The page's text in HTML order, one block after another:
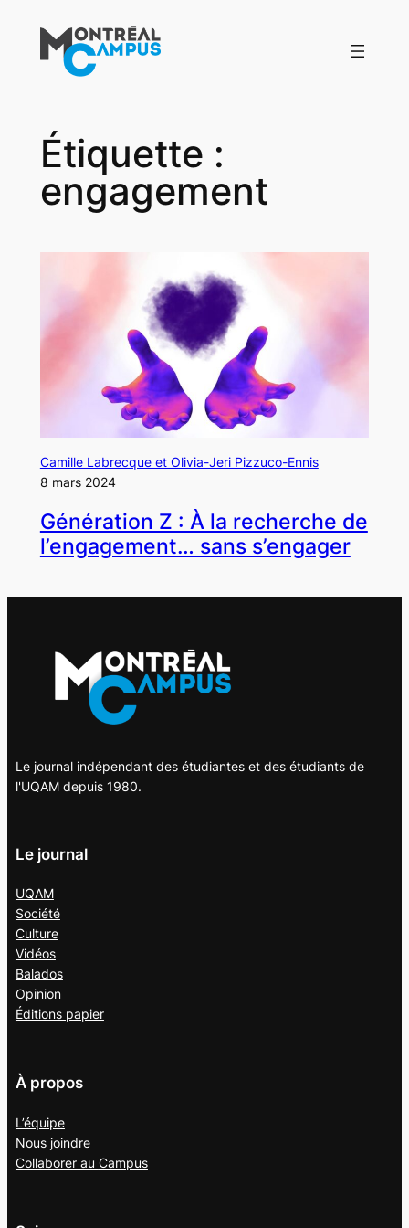
contenu
Étiquette :
engagement
Camille Labrecque et Olivia-Jeri Pizzuco-Ennis
8 mars 2024
Génération Z : À la recherche de
l’engagement… sans s’engager
Le journal indépendant des étudiantes et des étudiants de
l'UQAM depuis 1980.
Le journal
UQAM
Société
Culture
Vidéos
Balados
Opinion
Éditions papier
À propos
L’équipe
Nous joindre
Collaborer au Campus